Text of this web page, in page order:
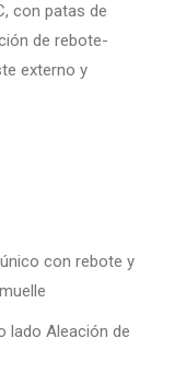
con patas de
de rebote-
externo y
con rebote y
lado Aleación de